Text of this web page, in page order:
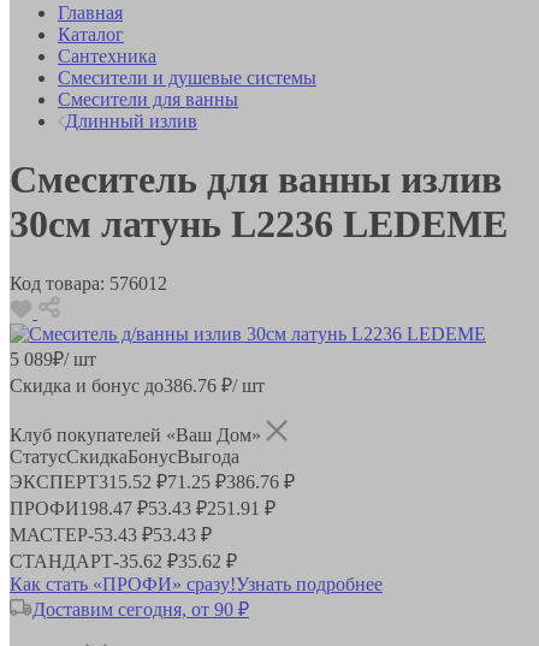
Главная
Каталог
Сантехника
Смесители и душевые системы
Смесители для ванны
Длинный излив
Смеситель для ванны излив
30см латунь L2236 LEDEME
Код товара: 576012
5 089₽/ шт
Скидка и бонус до386.76 ₽/ шт
Клуб покупателей «Ваш Дом»
СтатусСкидкаБонусВыгода
ЭКСПЕРТ315.52 ₽71.25 ₽386.76 ₽
ПРОФИ198.47 ₽53.43 ₽251.91 ₽
МАСТЕР-53.43 ₽53.43 ₽
СТАНДАРТ-35.62 ₽35.62 ₽
Как стать «ПРОФИ» сразу!Узнать подробнее
Доставим сегодня, от 90 ₽